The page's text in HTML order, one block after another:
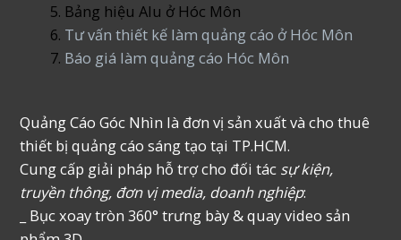
Bảng hiệu Alu ở Hóc Môn
Tư vấn thiết kế làm quảng cáo ở Hóc Môn
Báo giá làm quảng cáo Hóc Môn
Quảng Cáo Góc Nhìn là đơn vị sản xuất và cho thuê
thiết bị quảng cáo sáng tạo tại TP.HCM.
Cung cấp giải pháp hỗ trợ cho đối tác sự kiện,
truyền thông, đơn vị media, doanh nghiệp:
_ Bục xoay tròn 360° trưng bày & quay video sản